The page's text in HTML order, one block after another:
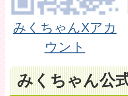
みくちゃんXアカ
ウント
みくちゃん公